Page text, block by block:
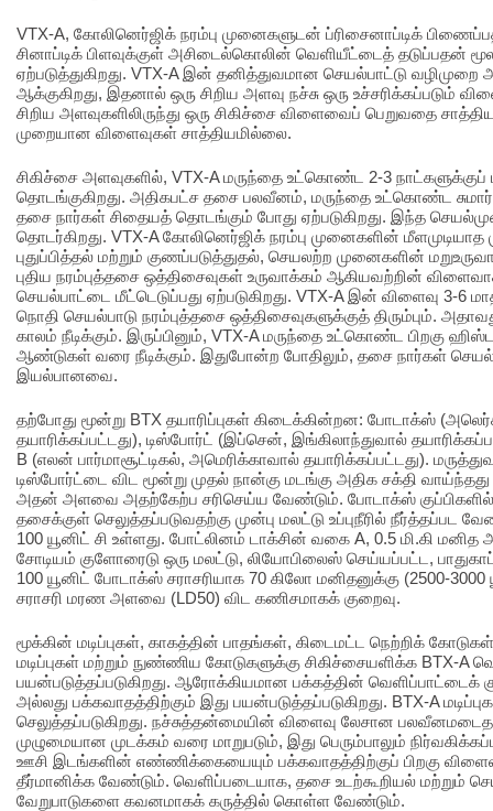
VTX-A, கோலினெர்ஜிக் நரம்பு முனைகளுடன் ப்ரிசைனாப்டிக்
சினாப்டிக் பிளவுக்குள் அசிடைல்கொலின் வெளியீட்டைத் தடுப்பதன்
ஏற்படுத்துகிறது. VTX-A இன் தனித்துவமான செயல்பாட்டு வழிமுறை
ஆக்குகிறது, இதனால் ஒரு சிறிய அளவு நச்சு ஒரு உச்சரிக்கப்படும்
சிறிய அளவுகளிலிருந்து ஒரு சிகிச்சை விளைவைப் பெறுவதை
முறையான விளைவுகள் சாத்தியமில்லை.
சிகிச்சை அளவுகளில், VTX-A மருந்தை உட்கொண்ட 2-3 நாட்களுக்குப்
தொடங்குகிறது. அதிகபட்ச தசை பலவீனம், மருந்தை உட்கொண்ட சுமார்
தசை நார்கள் சிதையத் தொடங்கும் போது ஏற்படுகிறது. இந்த
தொடர்கிறது. VTX-A கோலினெர்ஜிக் நரம்பு முனைகளின் மீளமுடியாத
புதுப்பித்தல் மற்றும் குணப்படுத்துதல், செயலற்ற முனைகளின்
புதிய நரம்புத்தசை ஒத்திசைவுகள் உருவாக்கம் ஆகியவற்றின்
செயல்பாட்டை மீட்டெடுப்பது ஏற்படுகிறது. VTX-A இன் விளைவு 3-6
நொதி செயல்பாடு நரம்புத்தசை ஒத்திசைவுகளுக்குத் திரும்பும்.
காலம் நீடிக்கும். இருப்பினும், VTX-A மருந்தை உட்கொண்ட பிறகு
ஆண்டுகள் வரை நீடிக்கும். இதுபோன்ற போதிலும், தசை நார்கள்
இயல்பானவை.
தற்போது மூன்று BTX தயாரிப்புகள் கிடைக்கின்றன: போடாக்ஸ்
தயாரிக்கப்பட்டது), டிஸ்போர்ட் (இப்சென், இங்கிலாந்துவால்
B (எலன் பார்மாசூட்டிகல், அமெரிக்காவால் தயாரிக்கப்பட்டது).
டிஸ்போர்ட்டை விட மூன்று முதல் நான்கு மடங்கு அதிக சக்தி
அதன் அளவை அதற்கேற்ப சரிசெய்ய வேண்டும். போடாக்ஸ் குப்பிகளில்
தசைக்குள் செலுத்தப்படுவதற்கு முன்பு மலட்டு உப்புநீரில் நீர்த்தப்பட
100 யூனிட் சி உள்ளது. போட்லினம் டாக்சின் வகை A, 0.5 மி.கி மனித
சோடியம் குளோரைடு ஒரு மலட்டு, லியோபிலைஸ் செய்யப்பட்ட,
100 யூனிட் போடாக்ஸ் சராசரியாக 70 கிலோ மனிதனுக்கு (2500-3000
சராசரி மரண அளவை (LD50) விட கணிசமாகக் குறைவு.
மூக்கின் மடிப்புகள், காகத்தின் பாதங்கள், கிடைமட்ட நெற்றிக்
மடிப்புகள் மற்றும் நுண்ணிய கோடுகளுக்கு சிகிச்சையளிக்க BTX-A
பயன்படுத்தப்படுகிறது. ஆரோக்கியமான பக்கத்தின்
அல்லது பக்கவாதத்திற்கும் இது பயன்படுத்தப்படுகிறது. BTX-A
செலுத்தப்படுகிறது. நச்சுத்தன்மையின் விளைவு லேசான
முழுமையான முடக்கம் வரை மாறுபடும், இது பெரும்பாலும்
ஊசி இடங்களின் எண்ணிக்கையையும் பக்கவாதத்திற்குப் பிறகு
தீர்மானிக்க வேண்டும். வெளிப்படையாக, தசை உடற்கூறியல் மற்றும்
வேறுபாடுகளை கவனமாகக் கருத்தில் கொள்ள வேண்டும்.